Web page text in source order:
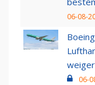
06-08-
06-